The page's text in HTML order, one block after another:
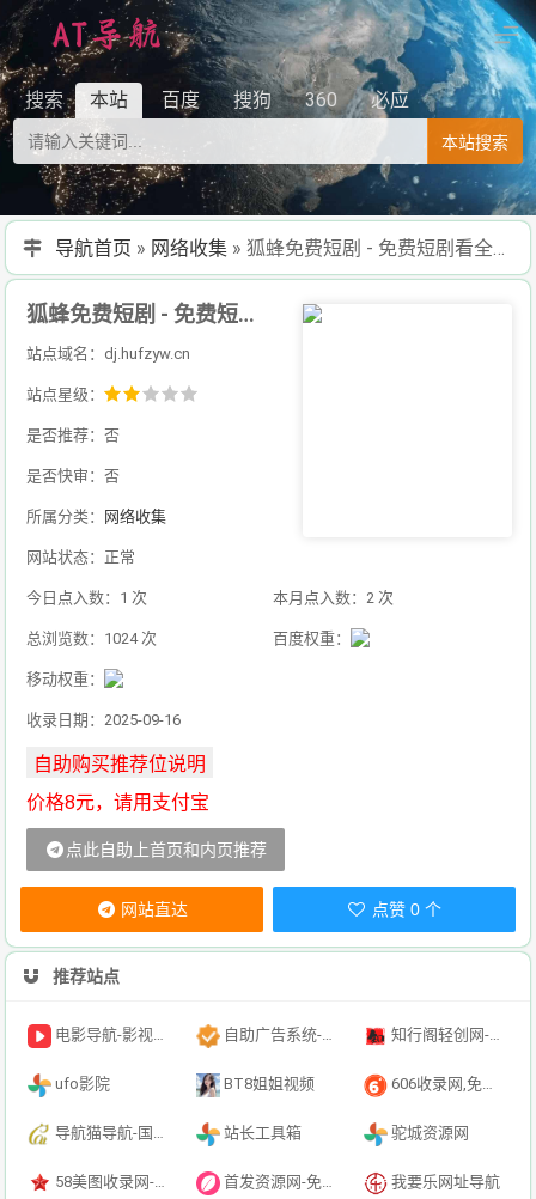
搜索 本站 百度 搜狗 360 必应
本站搜索
导航首页 » 网络收集» 狐蜂免费短剧 - 免费短剧看全集抖音短剧搜索引擎 - 搜剧网-免费资源搜索平台抖音短剧--搜索神器
狐蜂免费短剧 - 免费短剧看全集抖音短剧搜索引擎 - 搜剧网-免费资源搜索平台抖音短剧--搜索神器
站点域名：dj.hufzyw.cn
站点星级：
是否推荐：否
是否快审：否
所属分类： 网络收集
网站状态：正常
今日点入数：1 次 本月点入数：2 次
总浏览数：1024 次 百度权重：
移动权重：
收录日期：2025-09-16
价格8元，请用支付宝
点此自助上首页和内页推荐
网站直达 点赞 0 个
推荐站点
电影导航-影视导航-电影搜索-影视搜索-电影站收录 自助广告系统-自助广告源码-自助投放广告插件 知行阁轻创网-分享网络赚钱项目-全网首发副业项目实操平台-副业创业项目网
ufo影院 BT8姐姐视频 606收录网,免费自动秒收录网址,提供自动收录,网站导航大全源码,自动链,友情链接交换。
导航猫导航-国内专业的技术资源网分类平台 站长工具箱 驼城资源网
58美图收录网-自动收录网站-流量交换-自动链 首发资源网-免费资源下载-最新php源码下载-热门资源下载 我要乐网址导航